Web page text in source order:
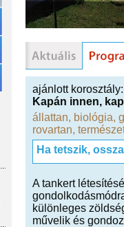
ajánlott
Kapán innen,
állattan, biológia,
rovartan,
Ha tetszik,
A tankert
különleges
művelik és